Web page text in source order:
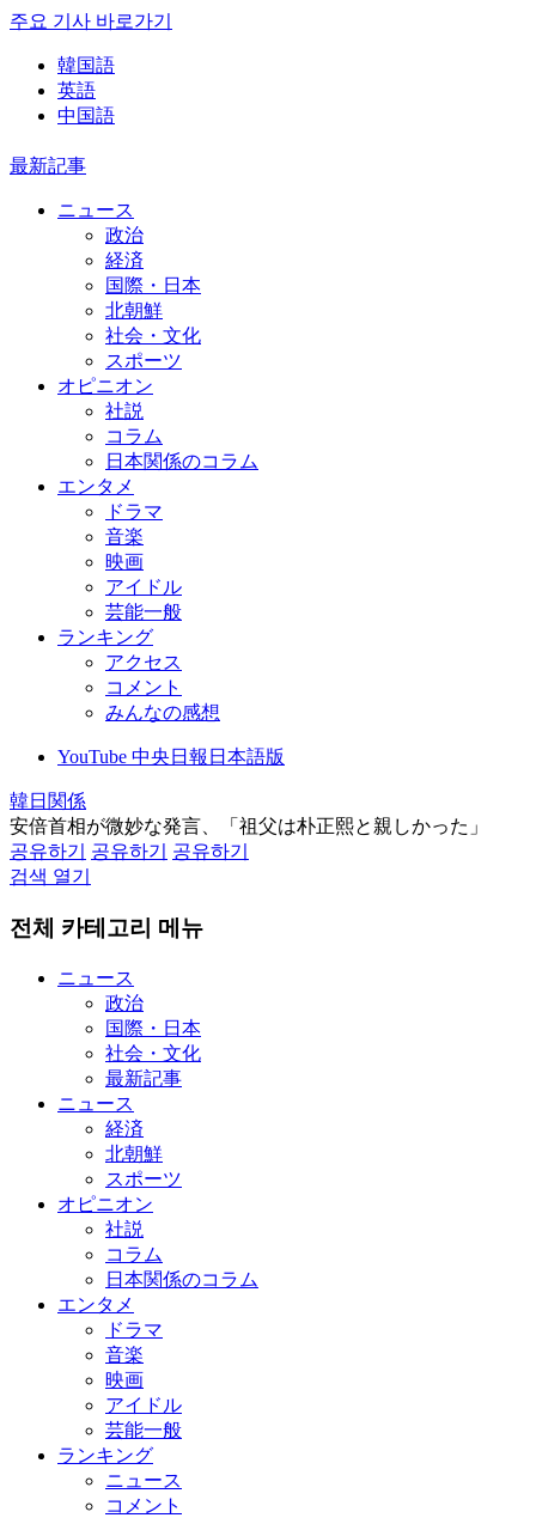
주요 기사 바로가기
韓国語
英語
中国語
最新記事
ニュース
政治
経済
国際・日本
北朝鮮
社会・文化
スポーツ
オピニオン
社説
コラム
日本関係のコラム
エンタメ
ドラマ
音楽
映画
アイドル
芸能一般
ランキング
アクセス
コメント
みんなの感想
YouTube 中央日報日本語版
韓日関係
安倍首相が微妙な発言、「祖父は朴正熙と親しかった」
공유하기
공유하기
공유하기
검색 열기
전체 카테고리 메뉴
ニュース
政治
国際・日本
社会・文化
最新記事
ニュース
経済
北朝鮮
スポーツ
オピニオン
社説
コラム
日本関係のコラム
エンタメ
ドラマ
音楽
映画
アイドル
芸能一般
ランキング
ニュース
コメント